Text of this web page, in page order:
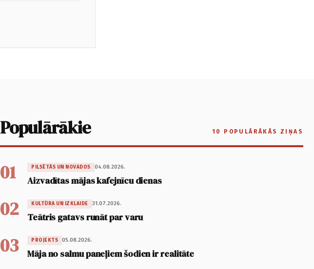
Populārākie 10 POPULĀRĀKĀS ZIŅAS
01 PILSĒTĀS UN NOVADOS 04.08.2026.
Aizvadītas mājas kafejnīcu dienas
02 KULTŪRA UN IZKLAIDE 31.07.2026.
Teātris gatavs runāt par varu
03 PROJEKTS 05.08.2026.
Māja no salmu paneļiem šodien ir realitāte